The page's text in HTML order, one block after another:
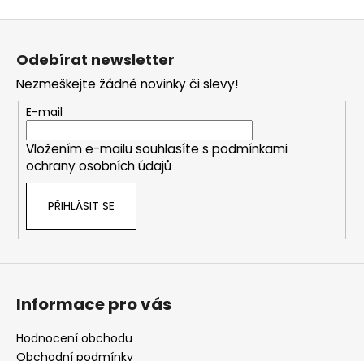
Z
Odebírat newsletter
Nezmeškejte žádné novinky či slevy!
E-mail
Vložením e-mailu souhlasíte s podmínkami
ochrany osobních údajů
PŘIHLÁSIT SE
Informace pro vás
Hodnocení obchodu
Obchodní podmínky